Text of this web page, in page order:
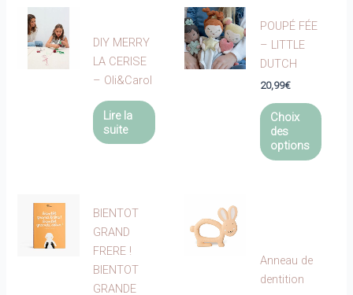
DIY MERRY
LA CERISE
– Oli&Carol
Lire la
suite
POUPÉ FÉE
– LITTLE
DUTCH
20,99€
Choix
des
options
a
BIENTOT
GRAND
FRERE !
BIENTOT
GRANDE
Anneau de
dentition